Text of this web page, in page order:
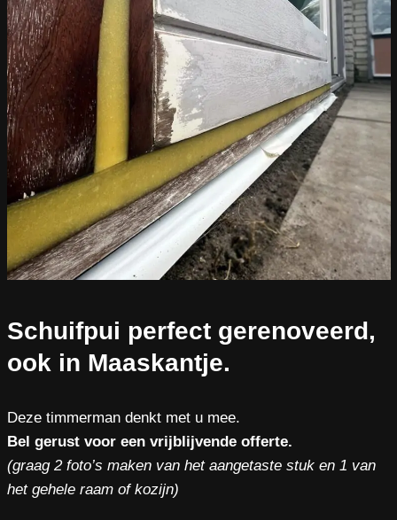
Schuifpui perfect gerenoveerd,
ook in Maaskantje.
Deze timmerman denkt met u mee.
Bel gerust voor een vrijblijvende offerte.
(graag 2 foto’s maken van het aangetaste stuk en 1 van
het gehele raam of kozijn)